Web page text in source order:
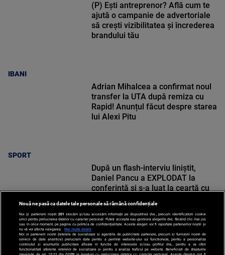
IBANI
(P) Ești antreprenor? Află cum te
ajută o campanie de advertoriale
să crești vizibilitatea și încrederea
brandului tău
SPORT
Adrian Mihalcea a confirmat noul
transfer la UTA după remiza cu
Rapid! Anunțul făcut despre starea
lui Alexi Pitu
SPORT
După un flash-interviu liniștit,
Daniel Pancu a EXPLODAT la
conferință și s-a luat la ceartă cu
strigați”
Nouă ne pasă ca datele tale personale să rămână confidențiale
Noi și partenerii noștri 201 stocăm și/sau accesăm informații pe dispozitivul dvs., precum identificatorii cookie
unici pentru prelucrarea datelor cu caracter personal. Puteți accepta sau gestiona alegerile dvs. făcând clic mai jos
sau în orice moment, pe pagina cu politica de confidențialitate. Aceste alegeri vor fi raportate partenerilor noștri și
nu vă vor afecta navigarea.
Mai multe detalii
Noi si partenerii nostri (retelele de socializare si agentiile de publicitate partenere, precum si furnizorii nostri de
servicii de date analitice) prelucram date pentru a permite website-ului sa functioneze, pentru a personaliza
continutul si anunturile publicitare afisate in functie de interesele si/sau profilul dvs., pentru a va oferi
functionalitati aferente retelelor de socializare si pentru a analiza traficul pe website. Beneficiati de drepturile
prevazute de art. 15-22 din GDPR in legatura cu prelucrarea datelor cu caracter personal. Aceste drepturi pot fi